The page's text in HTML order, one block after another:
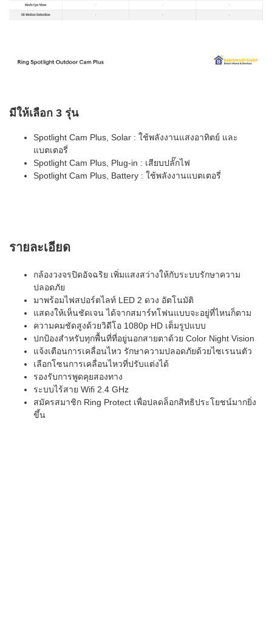
มีให้เลือก 3 รุ่น
Spotlight Cam Plus, Solar : ใช้พลังงานแสงอาทิตย์ และ
แบตเตอรี่
Spotlight Cam Plus, Plug-in : เสียบปลั๊กไฟ
Spotlight Cam Plus, Battery : ใช้พลังงานแบตเตอรี่
รายละเอียด
กล้องวงจรปิดอัจฉริย เพิ่มแสงสว่างให้กับระบบรักษาความ
ปลอดภัย
มาพร้อมไฟสปอร์ตไลท์ LED 2 ดวง อัตโนมัติ
แสดงให้เห็นชัดเจน ได้จากสมาร์ทโฟนแบบจะอยู่ที่ไหนก็ตาม
ความคมชัดสูงด้วยวิดีโอ 1080p HD เต็มรูปแบบ
ปกป้องสำหรับทุกพื้นที่ที่อยู่นอกสายตาด้วย Color Night Vision
แจ้งเตือนการเคลื่อนไหว รักษาความปลอดภัยด้วยไซเรนนตัว
เลือกโซนการเคลื่อนไหวที่ปรับแต่งได้
รองรับการพูดคุยสองทาง
ระบบไร้สาย Wifi 2.4 GHz
สมัครสมาชิก Ring Protect เพื่อปลดล็อกสิทธิประโยชน์มากยิ่ง
ขึ้น